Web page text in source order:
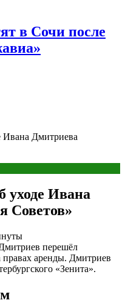
в Сочи после
Ивана Дмитриева
уходе Ивана
Советов»
перешёл
аренды. Дмитриев
«Зенита».